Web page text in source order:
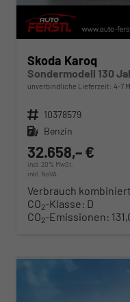
Skoda Karoq
Sondermodell 130
unverbindliche Lieferzeit: 4-7
Fahrzeugnr. 10378579
Kraftstoff Benzin
32.658,– €
incl. 20% MwSt.
inkl. NoVA
Verbrauch
CO2-Klasse: D
CO2-Emissionen: